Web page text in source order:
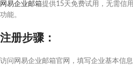
网易企业邮箱提供15天免费试用，无需信
功能。
注册步骤：
访问网易企业邮箱官网，填写企业基本信息